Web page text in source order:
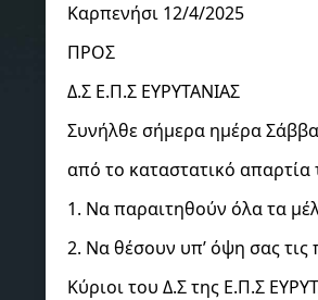
Καρπενήσι 12/4/2025
ΠΡΟΣ
Δ.Σ Ε.Π.Σ ΕΥΡΥΤΑΝΙΑΣ
Συνήλθε σήμερα ημέρα
από το καταστατικό
1. Να παραιτηθούν όλα τα
2. Να θέσουν υπ’ όψη σας τις
Κύριοι του Δ.Σ της Ε.Π.Σ